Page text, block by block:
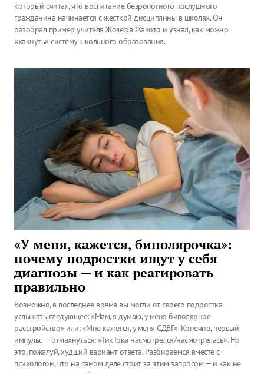
который считал, что воспитание безропотного послушного
гражданина начинается с жесткой дисциплины в школах. Он
разобрал пример учителя Жозефа Жакото и узнал, как можно
«хакнуть» систему школьного образования.
«У меня, кажется, биполярочка»:
почему подростки ищут у себя
диагнозы — и как реагировать
правильно
Возможно, в последнее время вы могли от своего подростка
услышать следующее: «Мам, я думаю, у меня биполярное
расстройство» или: «Мне кажется, у меня СДВГ». Конечно, первый
импульс — отмахнуться: «ТикТока насмотрелся/насмотрелась». Но
это, пожалуй, худший вариант ответа. Разбираемся вместе с
психологом, что на самом деле стоит за этим запросом — и как не